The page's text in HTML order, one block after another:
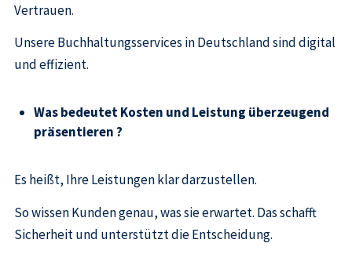
Vertrauen.
Unsere Buchhaltungsservices in Deutschland sind digital
und effizient.
Was bedeutet Kosten und Leistung überzeugend
präsentieren ?
Es heißt, Ihre Leistungen klar darzustellen.
So wissen Kunden genau, was sie erwartet. Das schafft
Sicherheit und unterstützt die Entscheidung.